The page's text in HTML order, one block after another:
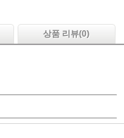
상품 리뷰(0)